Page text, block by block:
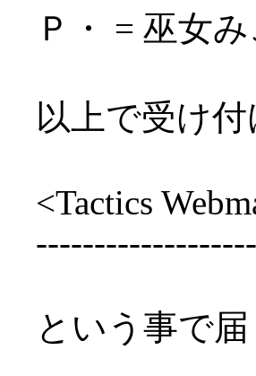
Ｐ・ = 巫女
以上で受け
<Tactics
という事で